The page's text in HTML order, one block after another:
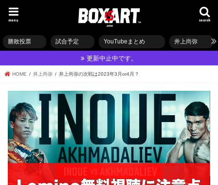
search
menu
勝敗投票 試合予定 YouTubeまとめ 井上尚弥
更新中止中です。
HOME 井上尚弥 井上尚弥の次戦は2023年3月or4月？